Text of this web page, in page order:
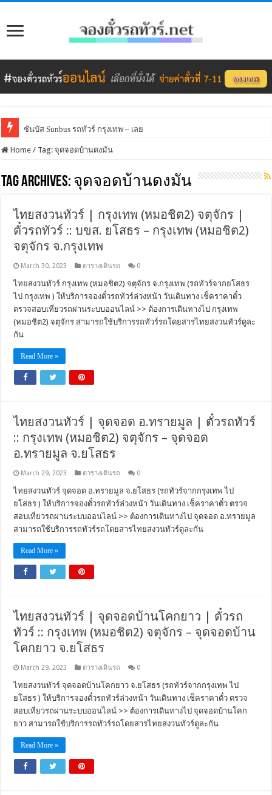
ซันบัส Sunbus รถทัวร์ กรุงเทพ – เลย
Home / Tag:จุดจอดบ้านดงมัน
Tag Archives: จุดจอดบ้านดงมัน
ไทยสงวนทัวร์ | กรุงเทพ (หมอชิต2) จตุจักร |
ตั๋วรถทัวร์ :: บขส. ยโสธร – กรุงเทพ (หมอชิต2)
จตุจักร จ.กรุงเทพ
March 30, 2023 ตารางเดินรถ 0
ไทยสงวนทัวร์ กรุงเทพ (หมอชิต2) จตุจักร จ.กรุงเทพ (รถทัวร์จากยโสธร
ไป กรุงเทพ ) ให้บริการจองตั๋วรถทัวร์ล่วงหน้า วันเดินทาง เช็คราคาตั๋ว
ตรวจสอบเที่ยวรถผ่านระบบออนไลน์ >> ต้องการเดินทางไป กรุงเทพ
(หมอชิต2) จตุจักร สามารถใช้บริการรถทัวร์รถโดยสารไทยสงวนทัวร์ดูละ
กัน
Read More »
ไทยสงวนทัวร์ | จุดจอด อ.ทรายมูล | ตั๋วรถทัวร์
:: กรุงเทพ (หมอชิต2) จตุจักร – จุดจอด
อ.ทรายมูล จ.ยโสธร
March 29, 2023 ตารางเดินรถ 0
ไทยสงวนทัวร์ จุดจอด อ.ทรายมูล จ.ยโสธร (รถทัวร์จากกรุงเทพ ไป
ยโสธร ) ให้บริการจองตั๋วรถทัวร์ล่วงหน้า วันเดินทาง เช็คราคาตั๋ว ตรวจ
สอบเที่ยวรถผ่านระบบออนไลน์ >> ต้องการเดินทางไป จุดจอด อ.ทรายมูล
สามารถใช้บริการรถทัวร์รถโดยสารไทยสงวนทัวร์ดูละกัน
Read More »
ไทยสงวนทัวร์ | จุดจอดบ้านโคกยาว | ตั๋วรถ
ทัวร์ :: กรุงเทพ (หมอชิต2) จตุจักร – จุดจอดบ้าน
โคกยาว จ.ยโสธร
March 29, 2023 ตารางเดินรถ 0
ไทยสงวนทัวร์ จุดจอดบ้านโคกยาว จ.ยโสธร (รถทัวร์จากกรุงเทพ ไป
ยโสธร ) ให้บริการจองตั๋วรถทัวร์ล่วงหน้า วันเดินทาง เช็คราคาตั๋ว ตรวจ
สอบเที่ยวรถผ่านระบบออนไลน์ >> ต้องการเดินทางไป จุดจอดบ้านโคก
ยาว สามารถใช้บริการรถทัวร์รถโดยสารไทยสงวนทัวร์ดูละกัน
Read More »